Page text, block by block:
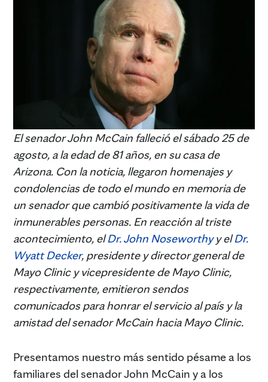
El senador John McCain falleció el sábado 25 de
agosto, a la edad de 81 años, en su casa de
Arizona. Con la noticia, llegaron homenajes y
condolencias de todo el mundo en memoria de
un senador que cambió positivamente la vida de
inmunerables personas. En reacción al triste
acontecimiento, elDr. John Noseworthyy elDr.
Wyatt Decker, presidente y director general de
Mayo Clinic y vicepresidente de Mayo Clinic,
respectivamente, emitieron sendos
comunicados para honrar el servicio al país y la
amistad del senador McCain hacia Mayo Clinic.
Presentamos nuestro más sentido pésame a los
familiares del senador John McCain y a los